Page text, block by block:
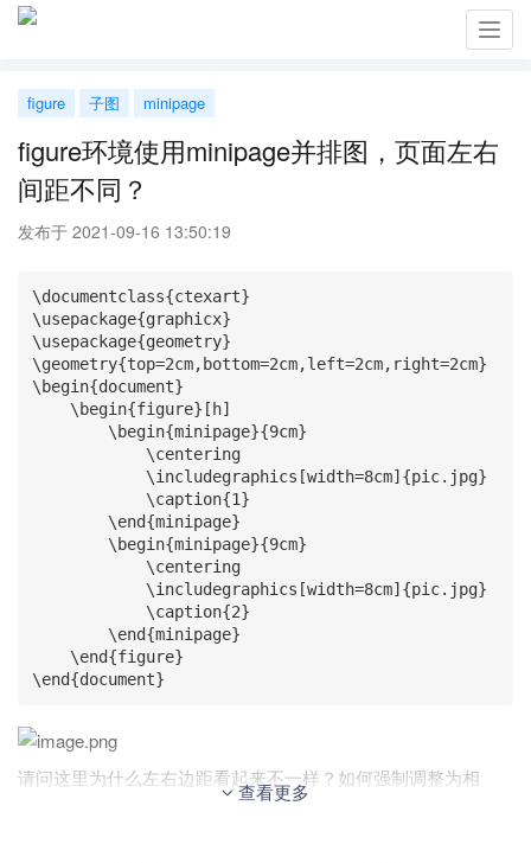
figure 子图 minipage
figure环境使用minipage并排图，页面左右
间距不同？
发布于 2021-09-16 13:50:19
\documentclass{ctexart}
\usepackage{graphicx}
\usepackage{geometry}
\geometry{top=2cm,bottom=2cm,left=2cm,right=2cm}
\begin{document}
\end{document}
请问这里为什么左右边距看起来不一样？如何强制调整为相
查看更多